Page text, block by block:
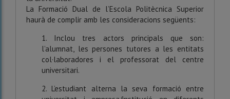
La Formació Dual de l’Escola Politècnica Superior
haurà de complir amb les consideracions següents:
1. Inclou tres actors principals que son:
l’alumnat, les persones tutores a les entitats
col·laboradores i el professorat del centre
universitari.
2. L’estudiant alterna la seva formació entre